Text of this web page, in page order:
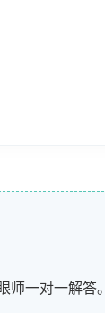
一对一解答。